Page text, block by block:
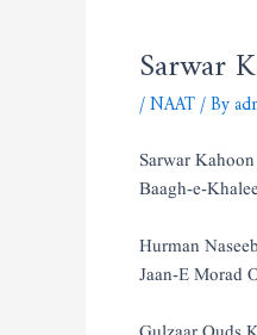
Sarwar
/NAAT/ By
Sarwar
Baagh-e-
Hurman
Jaan-E Morad